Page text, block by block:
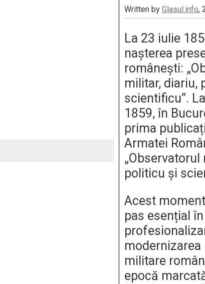
Written by Glasul.info,
La 23 iulie
nașterea
românești:
militar, diariu,
scientificu”.
1859, în
prima
Armatei
politicu și
Acest
pas esențial în
militare
epocă